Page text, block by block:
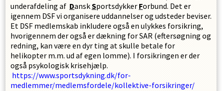
underafdeling af DanskSportsdykker Forbund. Det er
igennem DSF vi organisere uddannelser og udsteder beviser.
Et DSF medlemskab inkludere også en ulykkes forsikring,
hvorigennem der også er dækning for SAR (eftersøgning og
redning, kan være en dyr ting at skulle betale for
helikopter m.m. ud af egen lomme). I forsikringen er der
også psykologisk krisehjælp.
https://www.sportsdykning.dk/for-
medlemmer/medlemsfordele/kollektive-forsikringer/